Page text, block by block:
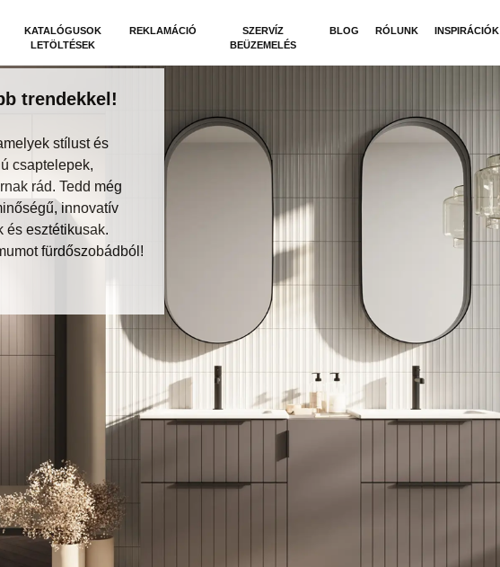
KATALÓGUSOK
LETÖLTÉSEK
REKLAMÁCIÓ
SZERVÍZ
BEÜZEMELÉS
BLOG RÓLUNK INSPIRÁCIÓK
trendekkel!
stílust és
csaptelepek,
rád. Tedd még
innovatív
és esztétikusak.
fürdőszobádból!